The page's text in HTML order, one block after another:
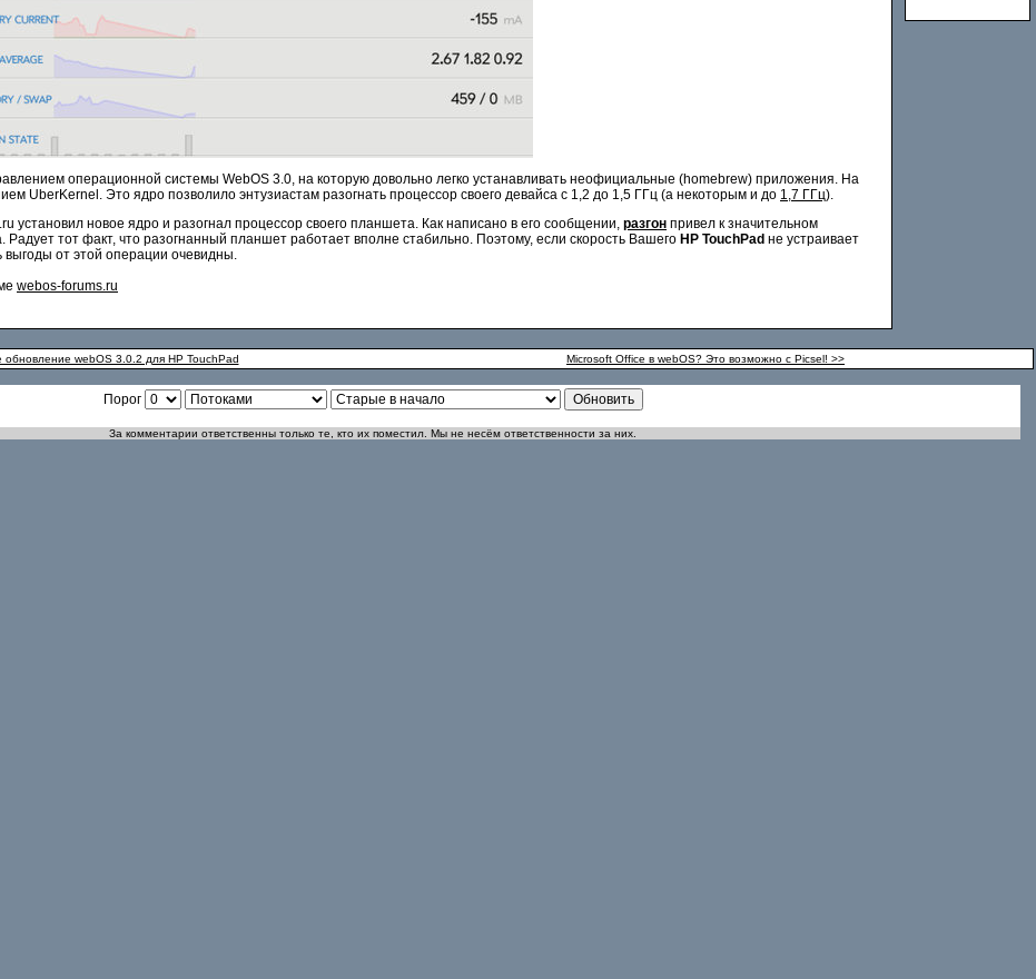
операционной системы WebOS 3.0, на которую довольно легко устанавливать неофициальные (homebrew) приложения. На
UberKernel. Это ядро позволило энтузиастам разогнать процессор своего девайса с 1,2 до 1,5 ГГц (а некоторым и до 1,7 ГГц).
установил новое ядро и разогнал процессор своего планшета. Как написано в его сообщении, разгон привел к значительном
Радует тот факт, что разогнанный планшет работает вполне стабильно. Поэтому, если скорость Вашего HP TouchPad не устраивает
выгоды от этой операции очевидны.
webos-forums.ru
webOS 3.0.2 для HP TouchPad Microsoft Office в webOS? Это возможно с Picsel! >>
Порог
За комментарии ответственны только те, кто их поместил. Мы не несём ответственности за них.